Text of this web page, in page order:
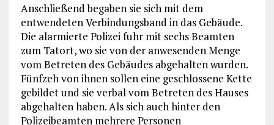
Anschließend begaben sie sich mit dem
entwendeten Verbindungsband in das Gebäude.
Die alarmierte Polizei fuhr mit sechs Beamten
zum Tatort, wo sie von der anwesenden Menge
vom Betreten des Gebäudes abgehalten wurden.
Fünfzeh von ihnen sollen eine geschlossene Kette
gebildet und sie verbal vom Betreten des Hauses
abgehalten haben. Als sich auch hinter den
Polizeibeamten mehrere Personen